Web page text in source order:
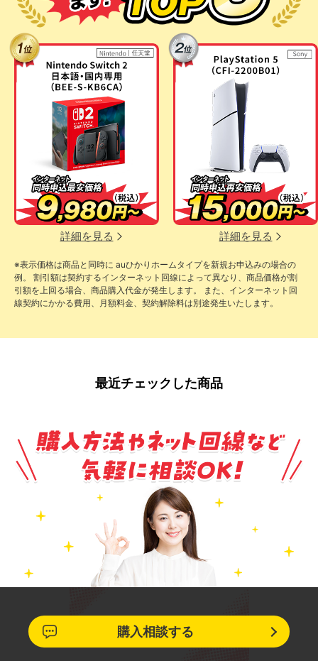
詳細を見る 詳細を見る
※表示価格は商品と同時に auひかりホームタイプを新規お申込みの場合の
例。 割引額は契約するインターネット回線によって異なり、商品価格が割
引額を上回る場合、商品購入代金が発生します。 また、インターネット回
線契約にかかる費用、月額料金、契約解除料は別途発生いたします。
最近チェックした商品
購入相談する